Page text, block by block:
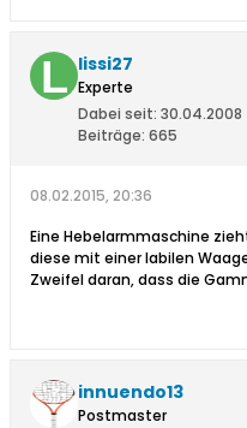
lissi27
Experte
Dabei seit: 30.04.2008
Beiträge: 665
08.02.2015, 20:36
Eine Hebelarmmaschine
diese mit einer labilen
Zweifel daran, dass die
innuendo13
Postmaster